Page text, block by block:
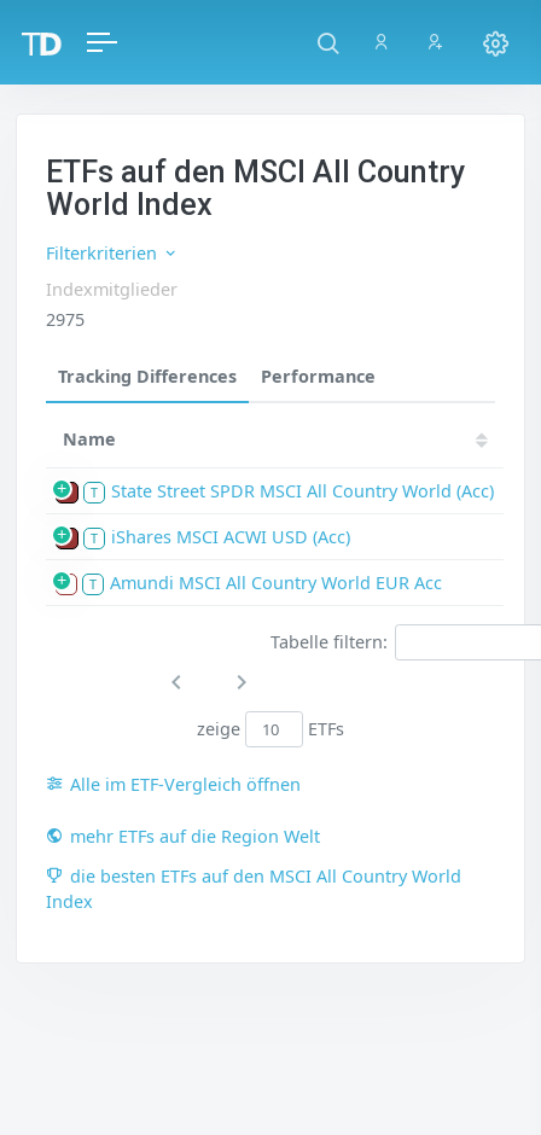
ETFs auf den MSCI All Country
World Index
Filterkriterien
Indexmitglieder
2975
Tracking Differences Performance
Name
P T State Street SPDR MSCI All Country World (Acc)
P T iShares MSCI ACWI USD (Acc)
S T Amundi MSCI All Country World EUR Acc
Tabelle filtern:
zeige ETFs
Alle im ETF-Vergleich öffnen
mehr ETFs auf die Region Welt
die besten ETFs auf den MSCI All Country World
Index